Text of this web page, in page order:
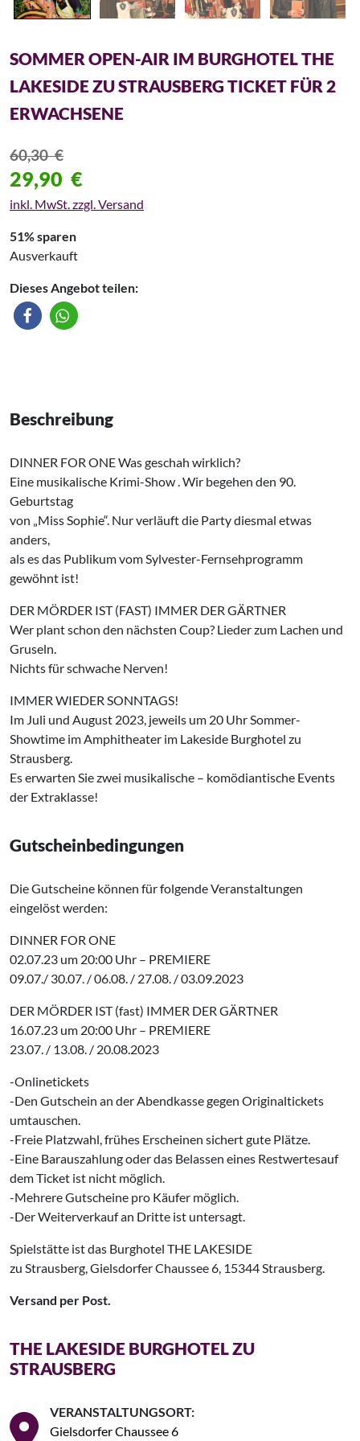
SOMMER OPEN-AIR IM BURGHOTEL THE
LAKESIDE ZU STRAUSBERG TICKET FÜR 2
ERWACHSENE
60,30€
29,90 €
inkl. MwSt. zzgl. Versand
51% sparen
Ausverkauft
Dieses Angebot teilen:
Beschreibung
DINNER FOR ONE Was geschah wirklich?
Eine musikalische Krimi-Show . Wir begehen den 90.
Geburtstag
von „Miss Sophie“. Nur verläuft die Party diesmal etwas
anders,
als es das Publikum vom Sylvester-Fernsehprogramm
gewöhnt ist!
DER MÖRDER IST (FAST) IMMER DER GÄRTNER
Wer plant schon den nächsten Coup? Lieder zum Lachen und
Gruseln.
Nichts für schwache Nerven!
IMMER WIEDER SONNTAGS!
Im Juli und August 2023, jeweils um 20 Uhr Sommer-
Showtime im Amphitheater im Lakeside Burghotel zu
Strausberg.
Es erwarten Sie zwei musikalische – komödiantische Events
der Extraklasse!
Gutscheinbedingungen
Die Gutscheine können für folgende Veranstaltungen
eingelöst werden:
DINNER FOR ONE
02.07.23 um 20:00 Uhr – PREMIERE
09.07./ 30.07. / 06.08. / 27.08. / 03.09.2023
DER MÖRDER IST (fast) IMMER DER GÄRTNER
16.07.23 um 20:00 Uhr – PREMIERE
23.07. / 13.08. / 20.08.2023
-Onlinetickets
-Den Gutschein an der Abendkasse gegen Originaltickets
umtauschen.
-Freie Platzwahl, frühes Erscheinen sichert gute Plätze.
-Eine Barauszahlung oder das Belassen eines Restwertes‌‌auf
dem Ticket ist nicht möglich.
-Mehrere Gutscheine pro Käufer möglich.
-Der Weiterverkauf an Dritte ist untersagt.
Spielstätte ist das Burghotel THE LAKESIDE
zu Strausberg, Gielsdorfer Chaussee 6, 15344 Strausberg.
Versand per Post.
THE LAKESIDE BURGHOTEL ZU
STRAUSBERG
VERANSTALTUNGSORT:
Gielsdorfer Chaussee 6